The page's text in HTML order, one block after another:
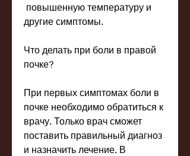
другие симптомы.
Что делать при боли в правой
почке?
При первых симптомах боли в
почке необходимо обратиться к
врачу. Только врач сможет
поставить правильный диагноз
и назначить лечение. В